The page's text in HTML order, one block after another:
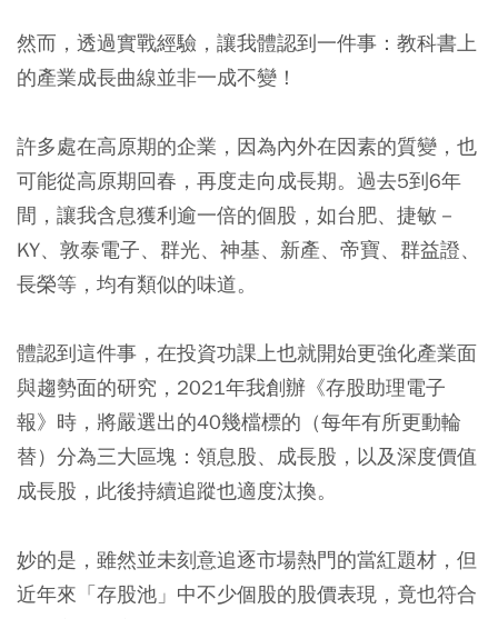
然而，透過實戰經驗，讓我體認到一件事：教科書上
的產業成長曲線並非一成不變！
許多處在高原期的企業，因為內外在因素的質變，也
可能從高原期回春，再度走向成長期。過去5到6年
間，讓我含息獲利逾一倍的個股，如台肥、捷敏－
KY、敦泰電子、群光、神基、新產、帝寶、群益證、
長榮等，均有類似的味道。
體認到這件事，在投資功課上也就開始更強化產業面
與趨勢面的研究，2021年我創辦《存股助理電子
報》時，將嚴選出的40幾檔標的（每年有所更動輪
替）分為三大區塊：領息股、成長股，以及深度價值
成長股，此後持續追蹤也適度汰換。
妙的是，雖然並未刻意追逐市場熱門的當紅題材，但
近年來「存股池」中不少個股的股價表現，竟也符合